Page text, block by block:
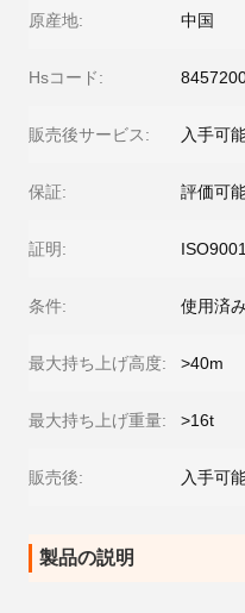
原産地: 中国
Hsコード:
販売後サービス: 入手可
保証: 評価可
証明: ISO9001
条件: 使用済み
最大持ち上げ高度: >40m
最大持ち上げ重量: >16t
販売後: 入手可
製品の説明